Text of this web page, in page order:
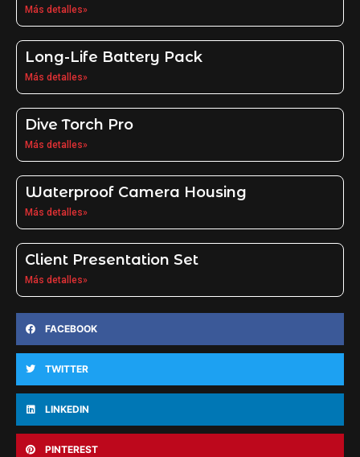
Más detalles»
Long-Life Battery Pack
Más detalles»
Dive Torch Pro
Más detalles»
Waterproof Camera Housing
Más detalles»
Client Presentation Set
Más detalles»
FACEBOOK
TWITTER
LINKEDIN
PINTEREST